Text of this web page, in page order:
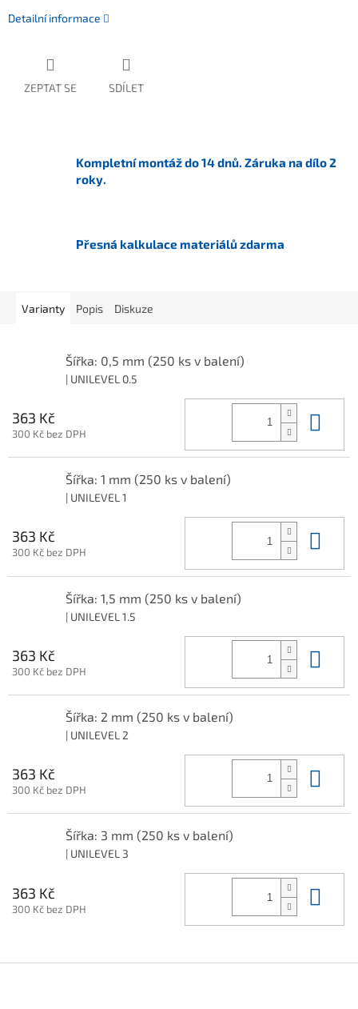
Detailní informace
ZEPTAT SE SDÍLET
Kompletní montáž do 14 dnů. Záruka na dílo 2
roky.
Přesná kalkulace materiálů zdarma
Varianty Popis Diskuze
Šířka: 0,5 mm (250 ks v balení)
| UNILEVEL 0.5
363 Kč
300 Kč bez DPH
Šířka: 1 mm (250 ks v balení)
| UNILEVEL 1
363 Kč
300 Kč bez DPH
Šířka: 1,5 mm (250 ks v balení)
| UNILEVEL 1.5
363 Kč
300 Kč bez DPH
Šířka: 2 mm (250 ks v balení)
| UNILEVEL 2
363 Kč
300 Kč bez DPH
Šířka: 3 mm (250 ks v balení)
| UNILEVEL 3
363 Kč
300 Kč bez DPH